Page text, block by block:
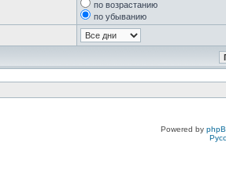
по возрастанию
по убыванию
Powered by